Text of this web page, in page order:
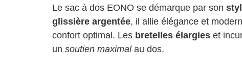
Le sac à dos EONO se démarque par son
glissière argentée, il allie élégance et
confort optimal. Les bretelles élargies et
un soutien maximalau dos.